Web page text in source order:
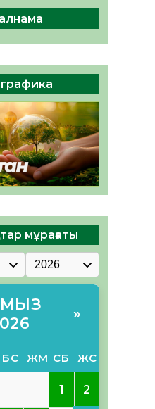
облыс
болып
64 0
мұрағаты
»
БС ЖМ СБ ЖС
1 2